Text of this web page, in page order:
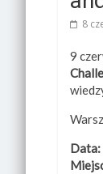
8
9
Data: